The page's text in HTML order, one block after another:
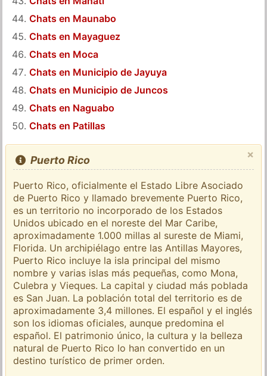
Chats en Maunabo
Chats en Mayaguez
Chats en Moca
Chats en Municipio de Jayuya
Chats en Municipio de Juncos
Chats en Naguabo
Chats en Patillas
×
Puerto Rico
Puerto Rico, oficialmente el Estado Libre Asociado
de Puerto Rico y llamado brevemente Puerto Rico,
es un territorio no incorporado de los Estados
Unidos ubicado en el noreste del Mar Caribe,
aproximadamente 1.000 millas al sureste de Miami,
Florida. Un archipiélago entre las Antillas Mayores,
Puerto Rico incluye la isla principal del mismo
nombre y varias islas más pequeñas, como Mona,
Culebra y Vieques. La capital y ciudad más poblada
es San Juan. La población total del territorio es de
aproximadamente 3,4 millones. El español y el inglés
son los idiomas oficiales, aunque predomina el
español. El patrimonio único, la cultura y la belleza
natural de Puerto Rico lo han convertido en un
destino turístico de primer orden.